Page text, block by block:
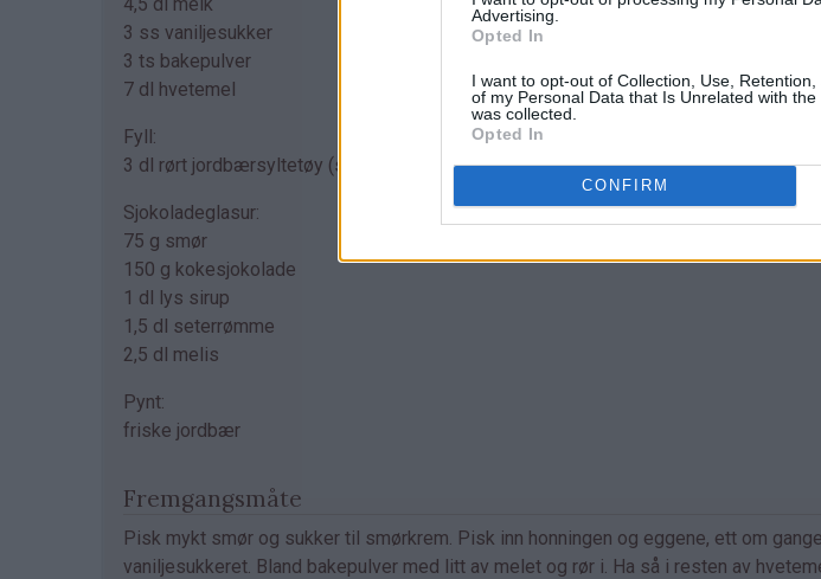
Advertising.
Opted In
I want to opt-out of Collection, Use,
of my Personal Data that Is Unrelated with
was collected.
Opted In
CONFIRM
3 ss vaniljesukker
3 ts bakepulver
7 dl hvetemel
Fyll:
3 dl rørt jordbærsyltetøy (se tips)
Sjokoladeglasur:
75 g smør
150 g kokesjokolade
1 dl lys sirup
1,5 dl seterrømme
2,5 dl melis
Pynt:
friske jordbær
Fremgangsmåte
Pisk mykt smør og sukker til smørkrem. Pisk inn honningen og eggene, ett om
vaniljesukkeret. Bland bakepulver med litt av melet og rør i. Ha så i resten av